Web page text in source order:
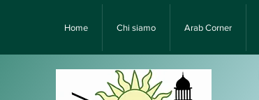
Home Chi siamo Arab Corner